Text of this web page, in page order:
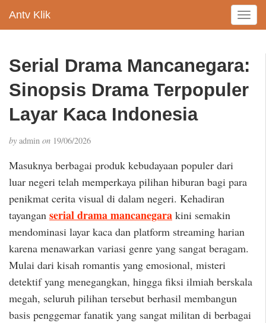
Antv Klik
T
o
l
n
i
Serial Drama Mancanegara:
Sinopsis Drama Terpopuler
Layar Kaca Indonesia
by admin on 19/06/2026
Masuknya berbagai produk kebudayaan populer dari
luar negeri telah memperkaya pilihan hiburan bagi para
penikmat cerita visual di dalam negeri. Kehadiran
tayangan serial drama mancanegara kini semakin
mendominasi layar kaca dan platform streaming harian
karena menawarkan variasi genre yang sangat beragam.
Mulai dari kisah romantis yang emosional, misteri
detektif yang menegangkan, hingga fiksi ilmiah berskala
megah, seluruh pilihan tersebut berhasil membangun
basis penggemar fanatik yang sangat militan di berbagai